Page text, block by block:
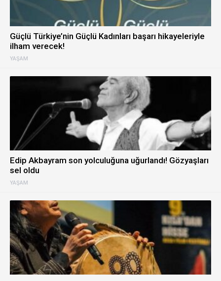
YAŞAM
Güçlü Türkiye’nin Güçlü Kadınları başarı hikayeleriyle
ilham verecek!
YAŞAM
Edip Akbayram son yolculuğuna uğurlandı! Gözyaşları
sel oldu